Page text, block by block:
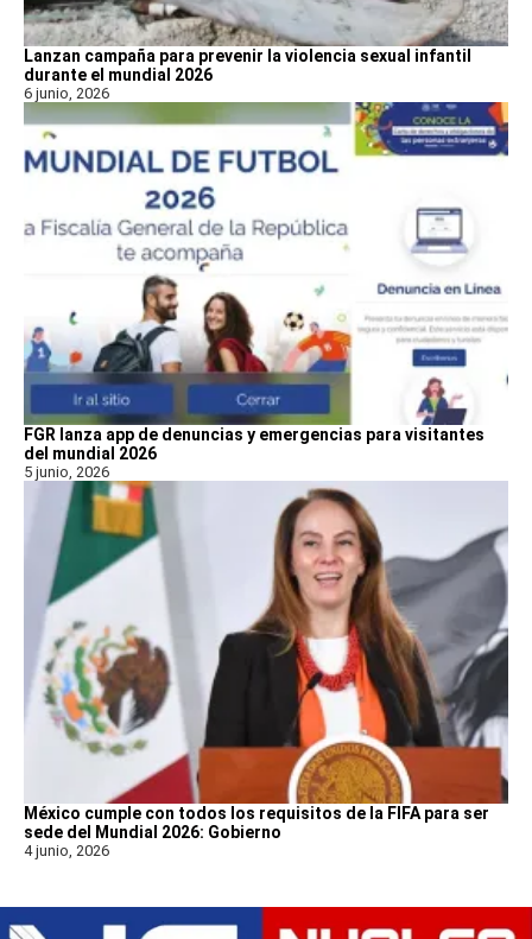
Lanzan campaña para prevenir la violencia sexual infantil
durante el mundial 2026
6 junio, 2026
FGR lanza app de denuncias y emergencias para visitantes
del mundial 2026
5 junio, 2026
México cumple con todos los requisitos de la FIFA para ser
sede del Mundial 2026: Gobierno
4 junio, 2026